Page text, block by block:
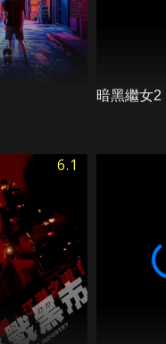
暗黑繼女2
6.1